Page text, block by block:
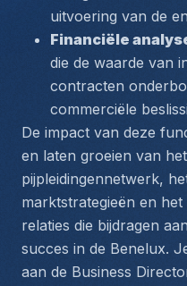
uitvoering van de
Financiële
die de waarde van
contracten
commerciële
De impact van deze
en laten groeien van
pijpleidingennetwerk,
marktstrategieën en
relaties die bijdragen
succes in de Benelux.
aan de Business